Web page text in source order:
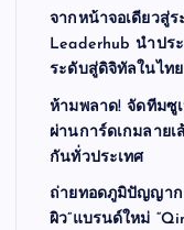
จากหน้าจอเดียวสู่
Leaderhub นำปร
ระดับสู่ดิจิทัลในไทย
ห้ามพลาด! จัดทีมซู
ผ่านการ์ดเกมลาย
กันทั่วประเทศ
ถ่ายทอดภูมิปัญญา
ผิว”แบรนด์ใหม่